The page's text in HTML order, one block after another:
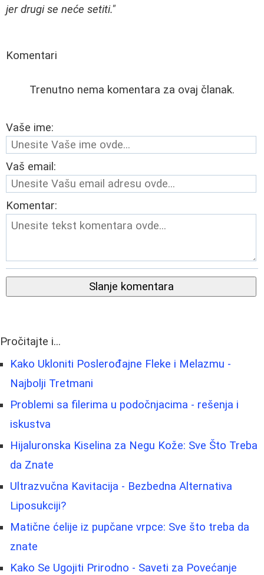
jer drugi se neće setiti."
Komentari
Trenutno nema komentara za ovaj članak.
Vaše ime:
Vaš email:
Komentar:
Slanje komentara
Pročitajte i...
Kako Ukloniti Poslerođajne Fleke i Melazmu -
Najbolji Tretmani
Problemi sa filerima u podočnjacima - rešenja i
iskustva
Hijaluronska Kiselina za Negu Kože: Sve Što Treba
da Znate
Ultrazvučna Kavitacija - Bezbedna Alternativa
Liposukciji?
Matične ćelije iz pupčane vrpce: Sve što treba da
znate
Kako Se Ugojiti Prirodno - Saveti za Povećanje